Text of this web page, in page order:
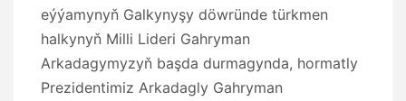
eýýamynyň Galkynyşy döwründe türkmen
halkynyň Milli Lideri Gahryman
Arkadagymyzyň başda durmagynda, hormatly
Prezidentimiz Arkadagly Gahryman